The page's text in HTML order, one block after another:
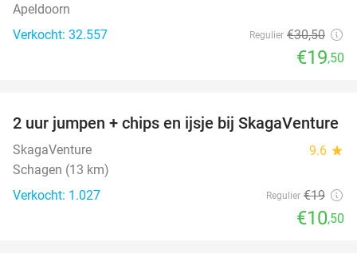
Apeldoorn
Verkocht: 32.557
Regulier €30,50
€19,50
45%
2 uur jumpen + chips en ijsje bij SkagaVenture
SkagaVenture 9.6 star
Schagen (13 km)
Verkocht: 1.027
Regulier €19
€10,50